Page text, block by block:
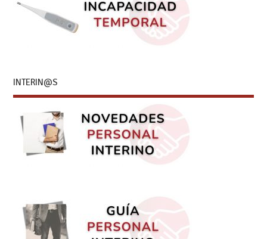
INTERIN@S